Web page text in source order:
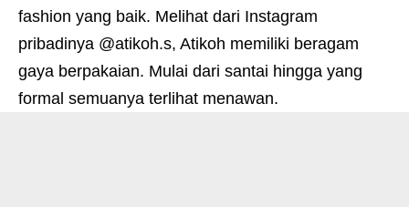
fashion yang baik. Melihat dari Instagram
pribadinya @atikoh.s, Atikoh memiliki beragam
gaya berpakaian. Mulai dari santai hingga yang
formal semuanya terlihat menawan.